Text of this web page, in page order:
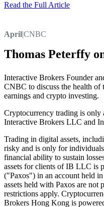
Read the Full Article
April|CNBC
Thomas Peterffy
Interactive Brokers Founder
CNBC to discuss the health
earnings and crypto investing.
Cryptocurrency trading is
Interactive Brokers LLC and
Trading in digital assets,
risky and is only for
financial ability to sustain
assets for clients of IB LLC is
("Paxos") in an account held
assets held with Paxos are
restrictions apply.
Brokers Hong Kong is